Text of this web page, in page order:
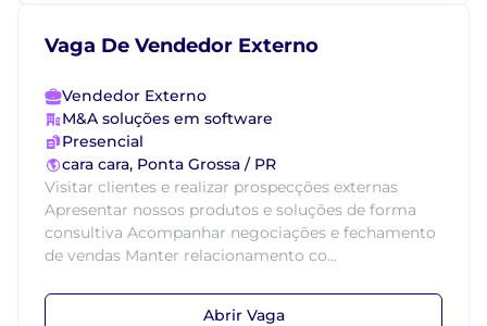
Vaga De Vendedor Externo
Vendedor Externo
M&A soluções em software
Presencial
cara cara, Ponta Grossa / PR
Visitar clientes e realizar prospecções externas
Apresentar nossos produtos e soluções de forma
consultiva Acompanhar negociações e fechamento
de vendas Manter relacionamento co...
Abrir Vaga